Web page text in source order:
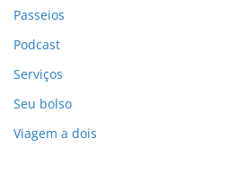
Passeios
Podcast
Serviços
Seu bolso
Viagem a dois